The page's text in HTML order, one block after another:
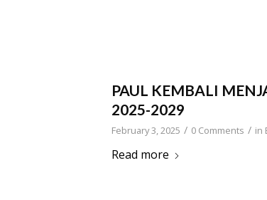
PAUL KEMBALI
2025-2029
February 3, 2025 / 0 Comments / in
Read more